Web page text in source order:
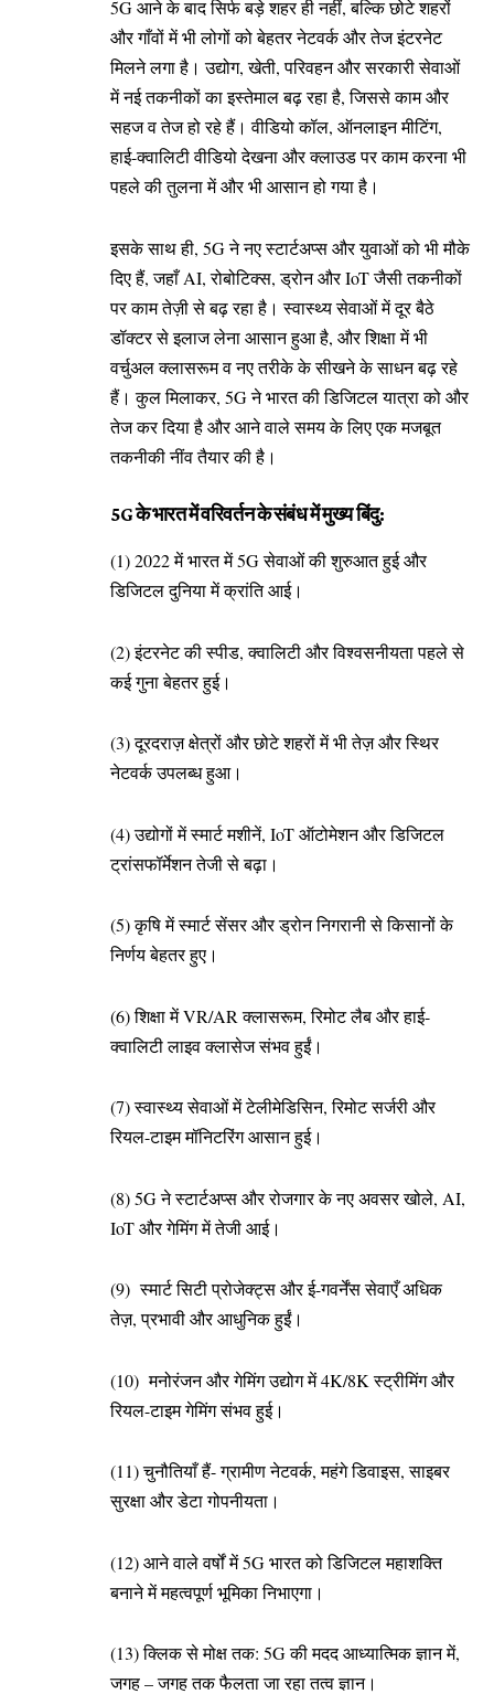
5G आने के बाद सिर्फ बड़े शहर ही नहीं, बल्कि छोटे शहरों
और गाँवों में भी लोगों को बेहतर नेटवर्क और तेज इंटरनेट
मिलने लगा है। उद्योग, खेती, परिवहन और सरकारी सेवाओं
में नई तकनीकों का इस्तेमाल बढ़ रहा है, जिससे काम और
सहज व तेज हो रहे हैं। वीडियो कॉल, ऑनलाइन मीटिंग,
हाई-क्वालिटी वीडियो देखना और क्लाउड पर काम करना भी
पहले की तुलना में और भी आसान हो गया है।
इसके साथ ही, 5G ने नए स्टार्टअप्स और युवाओं को भी मौके
दिए हैं, जहाँ AI, रोबोटिक्स, ड्रोन और IoT जैसी तकनीकों
पर काम तेज़ी से बढ़ रहा है। स्वास्थ्य सेवाओं में दूर बैठे
डॉक्टर से इलाज लेना आसान हुआ है, और शिक्षा में भी
वर्चुअल क्लासरूम व नए तरीके के सीखने के साधन बढ़ रहे
हैं। कुल मिलाकर, 5G ने भारत की डिजिटल यात्रा को और
तेज कर दिया है और आने वाले समय के लिए एक मजबूत
तकनीकी नींव तैयार की है।
5G के भारत में वरिवर्तन के संबंध में मुख्य बिंदु:
(1) 2022 में भारत में 5G सेवाओं की शुरुआत हुई और
डिजिटल दुनिया में क्रांति आई।
(2) इंटरनेट की स्पीड, क्वालिटी और विश्वसनीयता पहले से
कई गुना बेहतर हुई।
(3) दूरदराज़ क्षेत्रों और छोटे शहरों में भी तेज़ और स्थिर
नेटवर्क उपलब्ध हुआ।
(4) उद्योगों में स्मार्ट मशीनें, IoT ऑटोमेशन और डिजिटल
ट्रांसफॉर्मेशन तेजी से बढ़ा।
(5) कृषि में स्मार्ट सेंसर और ड्रोन निगरानी से किसानों के
निर्णय बेहतर हुए।
(6) शिक्षा में VR/AR क्लासरूम, रिमोट लैब और हाई-
क्वालिटी लाइव क्लासेज संभव हुईं।
(7) स्वास्थ्य सेवाओं में टेलीमेडिसिन, रिमोट सर्जरी और
रियल-टाइम मॉनिटरिंग आसान हुई।
(8) 5G ने स्टार्टअप्स और रोजगार के नए अवसर खोले, AI,
IoT और गेमिंग में तेजी आई।
(9) स्मार्ट सिटी प्रोजेक्ट्स और ई-गवर्नेंस सेवाएँ अधिक
तेज़, प्रभावी और आधुनिक हुईं।
(10) मनोरंजन और गेमिंग उद्योग में 4K/8K स्ट्रीमिंग और
रियल-टाइम गेमिंग संभव हुई।
(11) चुनौतियाँ हैं- ग्रामीण नेटवर्क, महंगे डिवाइस, साइबर
सुरक्षा और डेटा गोपनीयता।
(12) आने वाले वर्षों में 5G भारत को डिजिटल महाशक्ति
बनाने में महत्वपूर्ण भूमिका निभाएगा।
(13) क्लिक से मोक्ष तक: 5G की मदद आध्यात्मिक ज्ञान में,
जगह – जगह तक फैलता जा रहा तत्व ज्ञान।